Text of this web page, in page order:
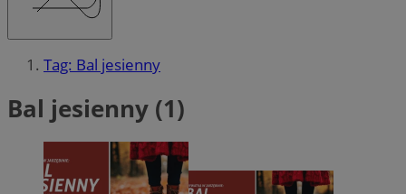
Tag: Bal jesienny
Bal jesienny (1)